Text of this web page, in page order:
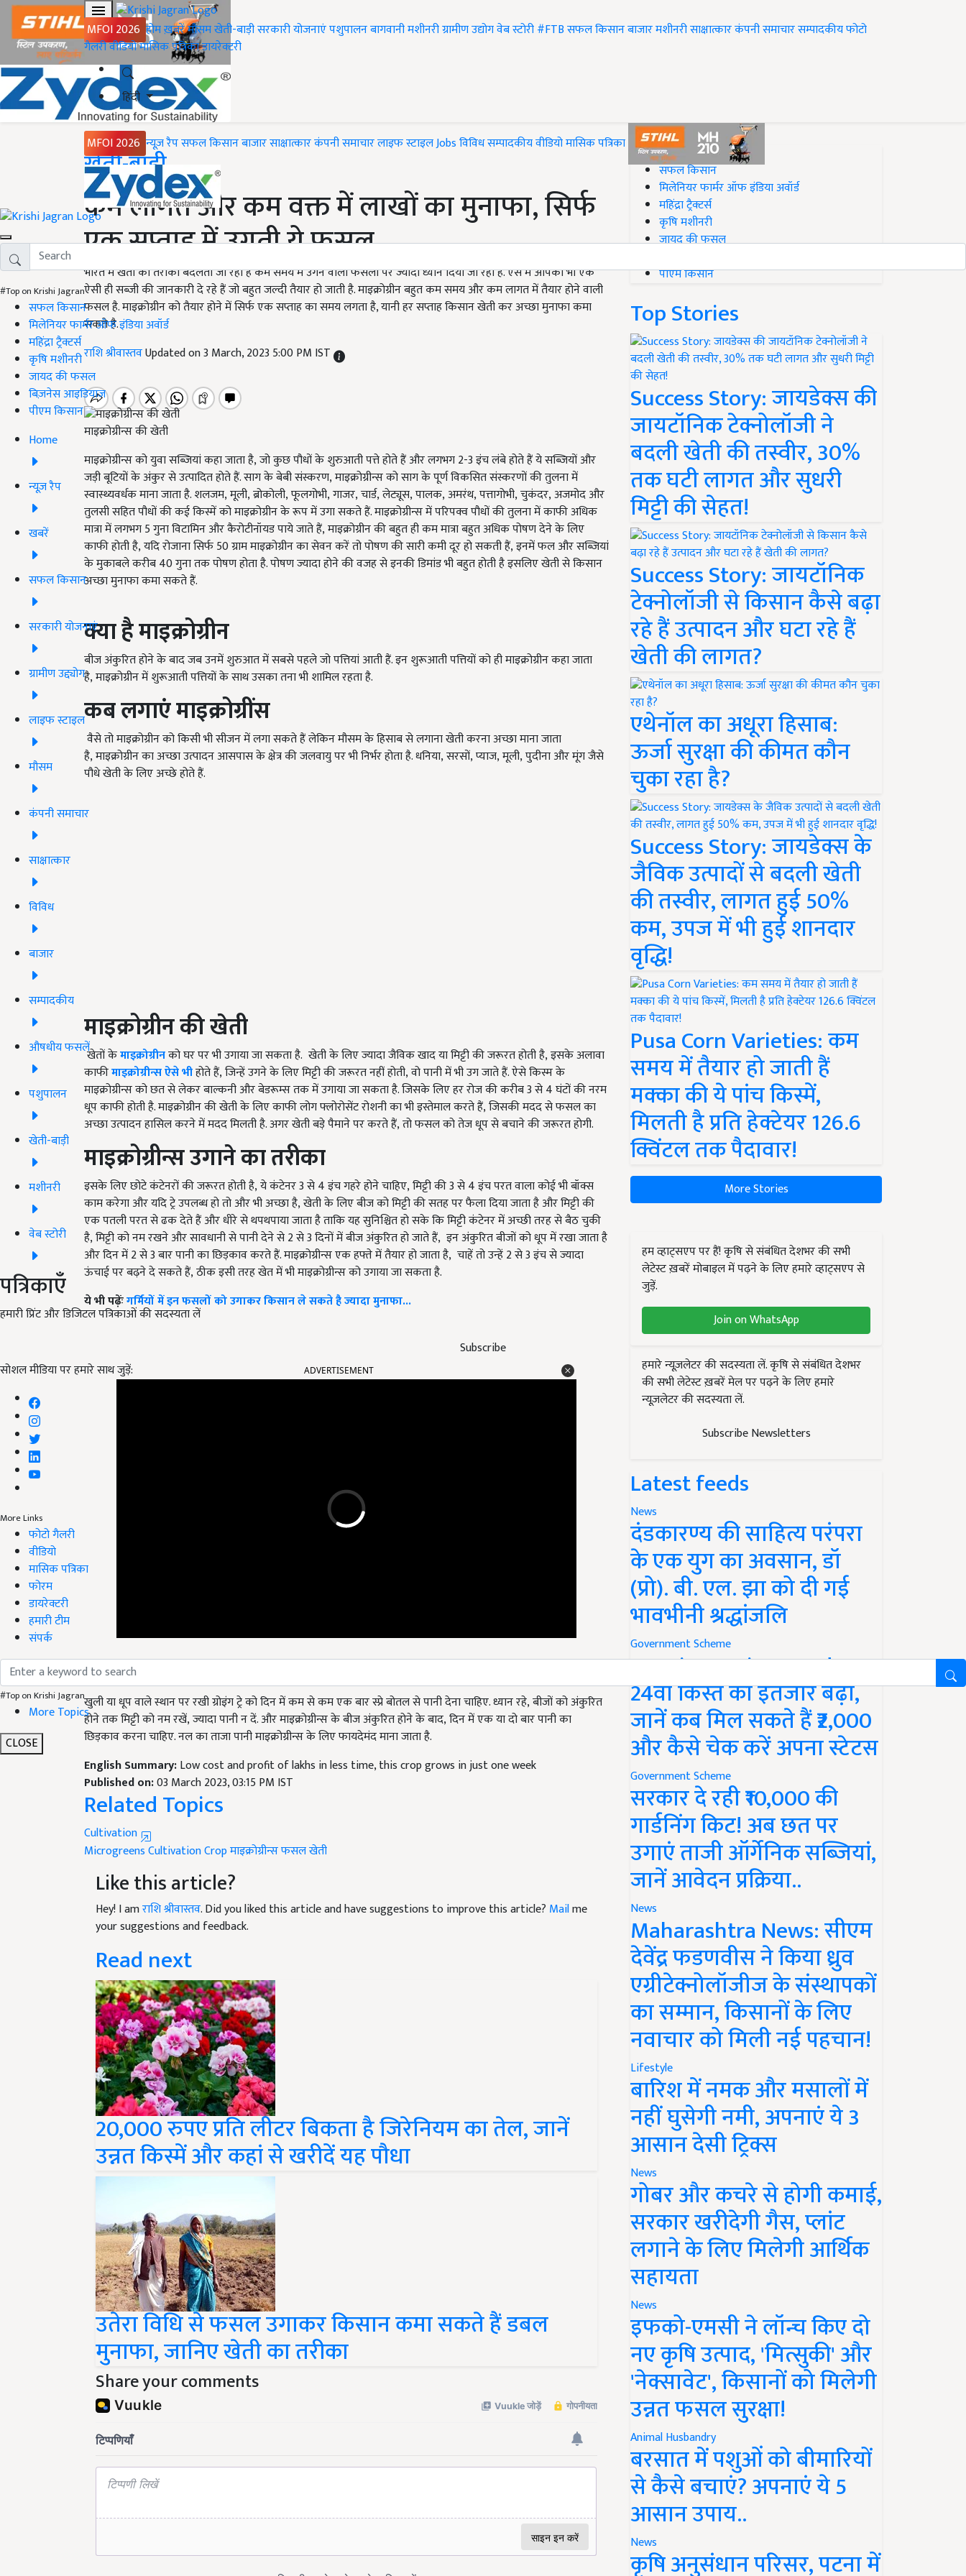
MFOI 2026 होमख़बरेंमौसमखेती-बाड़ीसरकारी योजनाएंपशुपालनबागवानीमशीनरीग्रामीण उद्योगवेब स्टोरी#FTBसफल किसानबाजारमशीनरीसाक्षात्कारकंपनी समाचारसम्पादकीयफोटो
गैलरीवीडियोमासिक पत्रिकाडायरेक्टरी
हिंदी
MFOI 2026 न्यूज़ रैपसफल किसानबाजारसाक्षात्कारकंपनी समाचारलाइफ स्टाइलJobsविविधसम्पादकीयवीडियोमासिक पत्रिका
#Top on Krishi Jagran
सफल किसान
मिलेनियर फार्मर ऑफ इंडिया अवॉर्ड
महिंद्रा ट्रैक्टर्स
कृषि मशीनरी
जायद की फसल
बिज़नेस आइडियाज
पीएम किसान
Home
न्यूज़ रैप
खबरें
सफल किसान
सरकारी योजनाएं
ग्रामीण उद्द्योग
लाइफ स्टाइल
मौसम
कंपनी समाचार
साक्षात्कार
विविध
बाजार
सम्पादकीय
औषधीय फसलें
पशुपालन
खेती-बाड़ी
मशीनरी
वेब स्टोरी
पत्रिकाएँ
हमारी प्रिंट और डिजिटल पत्रिकाओं की सदस्यता लें
Subscribe
सोशल मीडिया पर हमारे साथ जुड़ें:
More Links
फोटो गैलरी
वीडियो
मासिक पत्रिका
फोरम
डायरेक्टरी
हमारी टीम
संपर्क
#Top on Krishi Jagran
More Topics
CLOSE
Home
खेती-बाड़ी
कम लागत और कम वक्त में लाखों का मुनाफा, सिर्फ
एक सप्ताह में उगती ये फसल
भारत में खेती का तरीका बदलता जा रहा है कम समय में उगने वाली फसलों पर ज्यादा ध्यान दिया जा रहा है. ऐसे में आपको भी एक
ऐसी ही सब्जी की जानकारी दे रहे हैं जो बहुत जल्दी तैयार हो जाती है. माइक्रोग्रीन बहुत कम समय और कम लागत में तैयार होने वाली
फसल है. माइक्रोग्रीन को तैयार होने में सिर्फ एक सप्ताह का समय लगता है, यानी हर सप्ताह किसान खेती कर अच्छा मुनाफा कमा
सकते है.
राशि श्रीवास्तवUpdated on 3 March, 2023 5:00 PM IST
माइक्रोग्रीन्स की खेती
माइक्रोग्रीन्स को युवा सब्जियां कहा जाता है,जो कुछ पौधों के शुरुआती पत्ते होते हैं और लगभग2-3इंच लंबे होते हैं ये सब्जियों और
जड़ी बूटियों के अंकुर से उत्पादित होते हैं. साग के बेबी संस्करण,माइक्रोग्रीन्स को साग के पूर्ण विकसित संस्करणों की तुलना में
स्वास्थ्यवर्धक माना जाता है. शलजम,मूली,ब्रोकोली,फूलगोभी,गाजर,चार्ड,लेट्यूस,पालक,अमरंथ,पत्तागोभी,चुकंदर,अजमोद और
तुलसी सहित पौधों की कई किस्में को माइक्रोग्रीन के रूप में उगा सकते हैं. माइक्रोग्रीन्स में परिपक्व पौधों की तुलना में काफी अधिक
मात्रा में लगभग5गुना विटामिन और कैरोटीनॉयड पाये जाते हैं,माइक्रोग्रीन की बहुत ही कम मात्रा बहुत अधिक पोषण देने के लिए
काफी होती है,यदि रोजाना सिर्फ50ग्राम माइक्रोग्रीन का सेवन करें तो पोषण की सारी कमी दूर हो सकती हैं,इनमें फल और सब्जियां
के मुकाबले करीब40गुना तक पोषण होता है. पोषण ज्यादा होने की वजह से इनकी डिमांड भी बहुत होती है इसलिए खेती से किसान
अच्छा मुनाफा कमा सकते हैं.
क्या है माइक्रोग्रीन
बीज अंकुरित होने के बाद जब उनमें शुरुआत में सबसे पहले जो पत्तियां आती हैं. इन शुरूआती पत्तियों को ही माइक्रोग्रीन कहा जाता
है,माइक्रोग्रीन में शुरूआती पत्तियों के साथ उसका तना भी शामिल रहता है.
कब लगाएं माइक्रोग्रींस
वैसे तो माइक्रोग्रीन को किसी भी सीजन में लगा सकते हैं लेकिन मौसम के हिसाब से लगाना खेती करना अच्छा माना जाता
है,माइक्रोग्रीन का अच्छा उत्पादन आसपास के क्षेत्र की जलवायु पर भी निर्भर होता है. धनिया,सरसों,प्याज,मूली,पुदीना और मूंग जैसे
पौधे खेती के लिए अच्छे होते हैं.
माइक्रोग्रीन की खेती
खेतों केमाइक्रोग्रीनको घर पर भी उगाया जा सकता है. खेती के लिए ज्यादा जैविक खाद या मिट्टी की जरूरत होती है,इसके अलावा
काफीमाइक्रोग्रीन्स ऐसे भीहोते हैं,जिन्हें उगने के लिए मिट्टी की जरूरत नहीं होती,वो पानी में भी उग जाते हैं. ऐसे किस्म के
माइक्रोग्रीन्स को छत से लेकर बाल्कनी और बेडरूम्स तक में उगाया जा सकता है. जिसके लिए हर रोज की करीब3से4घंटों की नरम
धूप काफी होती है. माइक्रोग्रीन की खेती के लिए काफी लोग फ्लोरोसेंट रोशनी का भी इस्तेमाल करते हैं,जिसकी मदद से फसल का
अच्छा उत्पादन हासिल करने में मदद मिलती है. अगर खेती बड़े पैमाने पर करते हैं,तो फसल को तेज धूप से बचाने की जरूरत होगी.
माइक्रोग्रीन्स उगाने का तरीका
इसके लिए छोटे कंटेनरों की जरूरत होती है,ये कंटेनर3से4इंच गहरे होने चाहिए,मिट्टी की3से4इंच परत वाला कोई भी बॉक्स
काम करेगा और यदि ट्रे उपलब्ध हो तो और भी अच्छा है,खेती के लिए बीज को मिट्टी की सतह पर फैला दिया जाता है और मिट्टी की
एक पतली परत से ढक देते हैं और धीरे से थपथपाया जाता है ताकि यह सुनिश्चित हो सके कि मिट्टी कंटेनर में अच्छी तरह से बैठ चुकी
है,मिट्टी को नम रखने और सावधानी से पानी देने से2से3दिनों में बीज अंकुरित हो जाते हैं, इन अंकुरित बीजों को धूप में रखा जाता है
और दिन में2से3बार पानी का छिड़काव करते हैं. माइक्रोग्रीन्स एक हफ्ते में तैयार हो जाता है, चाहें तो उन्हें2से3इंच से ज्यादा
ऊंचाई पर बढ़ने दे सकते हैं,ठीक इसी तरह खेत में भी माइक्रोग्रीन्स को उगाया जा सकता है.
ये भी पढ़ेंःगर्मियों में इन फसलों को उगाकर किसान ले सकते है ज्यादा मुनाफा...
सिंचाई
खुली या धूप वाले स्थान पर रखी ग्रोइंग ट्रे को दिन में कम से कम एक बार स्प्रे बोतल सेपानी देना चाहिए. ध्यान रहे,बीजों को अंकुरित
होने तक मिट्टी को नम रखें,ज्यादा पानी न दें. और माइक्रोग्रीन्स के बीज अंकुरित होने के बाद,दिन में एक या दो बार पानी का
छिड़काव करना चाहिए. नल का ताजा पानी माइक्रोग्रीन्स के लिए फायदेमंद माना जाता है.
English Summary:
Published on:03 March 2023, 03:15 PM IST
Related Topics
Cultivation
MicrogreensCultivation
Like this article?
Hey! I amराशि श्रीवास्तव. Did you liked this article and have suggestions to improve this article?
your suggestions and feedback.
Read next
20,000 रुपए प्रति लीटर बिकता है जिरेनियम का तेल, जानें
उन्नत किस्में और कहां से खरीदें यह पौधा
उतेरा विधि से फसल उगाकर किसान कमा सकते हैं डबल
मुनाफा, जानिए खेती का तरीका
Share your comments
#Top on Krishi Jagran
सफल किसान
मिलेनियर फार्मर ऑफ इंडिया अवॉर्ड
महिंद्रा ट्रैक्टर्स
कृषि मशीनरी
जायद की फसल
पीएम किसान
Top Stories
Success Story: जायडेक्स की
जायटॉनिक टेक्नोलॉजी ने
बदली खेती की तस्वीर, 30%
तक घटी लागत और सुधरी
मिट्टी की सेहत!
Success Story: जायटॉनिक
टेक्नोलॉजी से किसान कैसे बढ़ा
रहे हैं उत्पादन और घटा रहे हैं
खेती की लागत?
एथेनॉल का अधूरा हिसाब:
ऊर्जा सुरक्षा की कीमत कौन
चुका रहा है?
Success Story: जायडेक्स के
जैविक उत्पादों से बदली खेती
की तस्वीर, लागत हुई 50%
कम, उपज में भी हुई शानदार
वृद्धि!
Pusa Corn Varieties: कम
समय में तैयार हो जाती हैं
मक्का की ये पांच किस्में,
मिलती है प्रति हेक्टेयर 126.6
क्विंटल तक पैदावार!
More Stories
हम व्हाट्सएप पर हैं! कृषि से संबंधित देशभर की सभी
लेटेस्ट ख़बरें मोबाइल में पढ़ने के लिए हमारे व्हाट्सएप से
जुड़ें.
Join on WhatsApp
हमारे न्यूज़लेटर की सदस्यता लें. कृषि से संबंधित देशभर
की सभी लेटेस्ट ख़बरें मेल पर पढ़ने के लिए हमारे
न्यूज़लेटर की सदस्यता लें.
Subscribe Newsletters
Latest feeds
News
दंडकारण्य की साहित्य परंपरा
के एक युग का अवसान, डॉ
(प्रो). बी. एल. झा को दी गई
भावभीनी श्रद्धांजलि
Government Scheme
PM Kisan Yojana Update:
24वीं किस्त का इंतजार बढ़ा,
जानें कब मिल सकते हैं ₹2,000
और कैसे चेक करें अपना स्टेटस
Government Scheme
सरकार दे रही ₹10,000 की
गार्डनिंग किट! अब छत पर
उगाएं ताजी ऑर्गेनिक सब्जियां,
जानें आवेदन प्रक्रिया..
News
Maharashtra News: सीएम
देवेंद्र फडणवीस ने किया ध्रुव
एग्रीटेक्नोलॉजीज के संस्थापकों
का सम्मान, किसानों के लिए
नवाचार को मिली नई पहचान!
Lifestyle
बारिश में नमक और मसालों में
नहीं घुसेगी नमी, अपनाएं ये 3
आसान देसी ट्रिक्स
News
गोबर और कचरे से होगी कमाई,
सरकार खरीदेगी गैस, प्लांट
लगाने के लिए मिलेगी आर्थिक
सहायता
News
इफको-एमसी ने लॉन्च किए दो
नए कृषि उत्पाद, 'मित्सुकी' और
'नेक्सावेट', किसानों को मिलेगी
उन्नत फसल सुरक्षा!
Animal Husbandry
बरसात में पशुओं को बीमारियों
से कैसे बचाएं? अपनाएं ये 5
आसान उपाय..
News
कृषि अनुसंधान परिसर, पटना में